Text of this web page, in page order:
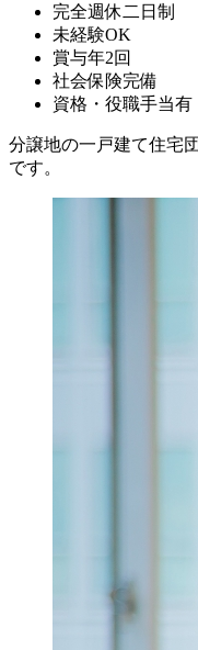
完全週休二日制
未経験OK
賞与年2回
社会保険完備
資格・役職手当有
分譲地の一戸建て住宅
です。